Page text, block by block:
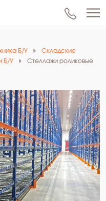
Б/У
Складские
Б/У
Стеллажи роликовые